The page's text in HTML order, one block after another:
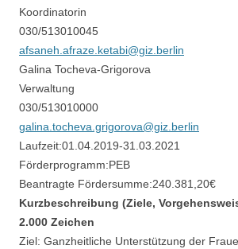
Koordinatorin
030/513010045
afsaneh.afraze.ketabi@giz.berlin
Galina Tocheva-Grigorova
Verwaltung
030/513010000
galina.tocheva.grigorova@giz.berlin
Laufzeit:01.04.2019-31.03.2021
Förderprogramm:PEB
Beantragte Fördersumme:240.381,20€
Kurzbeschreibung (Ziele,
2.000 Zeichen
Ziel: Ganzheitliche Unterstützung der